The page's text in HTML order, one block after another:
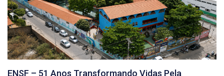
ENSF – 51 Anos Transformando Vidas Pela